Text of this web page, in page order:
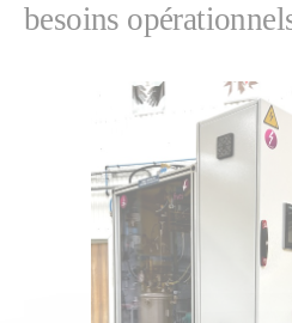
besoins